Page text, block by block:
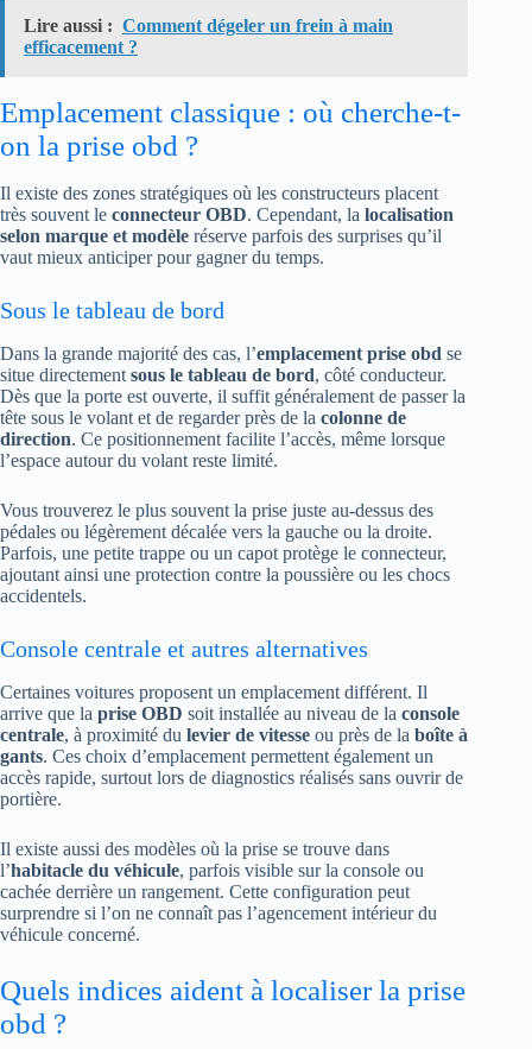
Lire aussi : Comment dégeler un frein à main
efficacement ?
Emplacement classique : où cherche-t-
on la prise obd ?
Il existe des zones stratégiques où les constructeurs placent
très souvent le connecteur OBD. Cependant, la localisation
selon marque et modèle réserve parfois des surprises qu’il
vaut mieux anticiper pour gagner du temps.
Sous le tableau de bord
Dans la grande majorité des cas, l’emplacement prise obd se
situe directement sous le tableau de bord, côté conducteur.
Dès que la porte est ouverte, il suffit généralement de passer la
tête sous le volant et de regarder près de la colonne de
direction. Ce positionnement facilite l’accès, même lorsque
l’espace autour du volant reste limité.
Vous trouverez le plus souvent la prise juste au-dessus des
pédales ou légèrement décalée vers la gauche ou la droite.
Parfois, une petite trappe ou un capot protège le connecteur,
ajoutant ainsi une protection contre la poussière ou les chocs
accidentels.
Console centrale et autres alternatives
Certaines voitures proposent un emplacement différent. Il
arrive que la prise OBD soit installée au niveau de la console
centrale, à proximité du levier de vitesse ou près de la boîte à
gants. Ces choix d’emplacement permettent également un
accès rapide, surtout lors de diagnostics réalisés sans ouvrir de
portière.
Il existe aussi des modèles où la prise se trouve dans
l’habitacle du véhicule, parfois visible sur la console ou
cachée derrière un rangement. Cette configuration peut
surprendre si l’on ne connaît pas l’agencement intérieur du
véhicule concerné.
Quels indices aident à localiser la prise
obd ?